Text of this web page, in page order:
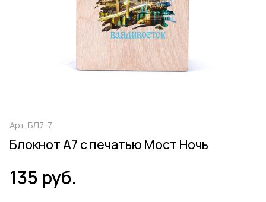
Арт. БЛ7-7
Блокнот А7 с печатью Мост Ночь
135 руб.